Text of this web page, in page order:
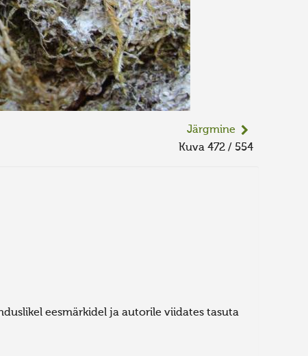
Järgmine
Kuva 472 / 554
eesmärkidel ja autorile viidates tasuta